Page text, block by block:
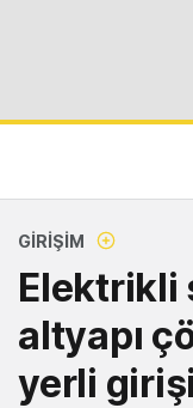
GIRIŞIM
Elektrikli
altyapı
yerli